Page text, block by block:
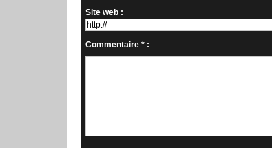
Site web :
Commentaire * :